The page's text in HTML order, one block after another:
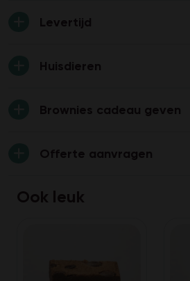
Levertijd
Huisdieren
Brownies cadeau geven
Offerte aanvragen
Ook leuk